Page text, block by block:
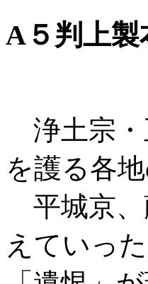
A５判上
浄土宗・
を護る各
平城京、
えていっ